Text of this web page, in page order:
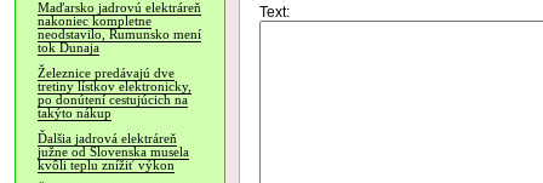
Maďarsko jadrovú elektráreň
nakoniec kompletne
neodstavilo, Rumunsko mení
tok Dunaja
Železnice predávajú dve
tretiny lístkov elektronicky,
po donútení cestujúcich na
takýto nákup
Ďalšia jadrová elektráreň
južne od Slovenska musela
kvôli teplu znížiť výkon
Text: